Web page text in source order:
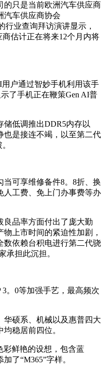
只是当前欧洲汽车供应商
汽车供应商协会
行业查询拜访演讲显示，
估计正在将来12个月内将
户通过智妙手机利用该手
了手机正在鞭策Gen AI普
低调推出DDR5内存以
也是接连不竭，以至第二代
可享维修备件8。8折、换
人工费、免上门办事费等办
品率方面付出了庞大勤
上市时间的紧迫性加剧，
数依赖台积电进行第二代骁
承担此沉担。
0等加强手艺，最高频次
硕系、机械以及惠普四大
稳居前四位。
鲜艳的设想，包含蓝
了“M365”字样。